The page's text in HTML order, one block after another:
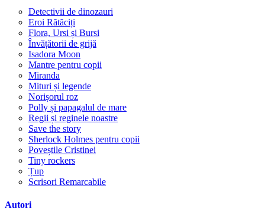
Detectivii de dinozauri
Eroi Rătăciți
Flora, Ursi și Bursi
Învățătorii de grijă
Isadora Moon
Mantre pentru copii
Miranda
Mituri și legende
Norișorul roz
Polly și papagalul de mare
Regii și reginele noastre
Save the story
Sherlock Holmes pentru copii
Poveștile Cristinei
Tiny rockers
Țup
Scrisori Remarcabile
Autori